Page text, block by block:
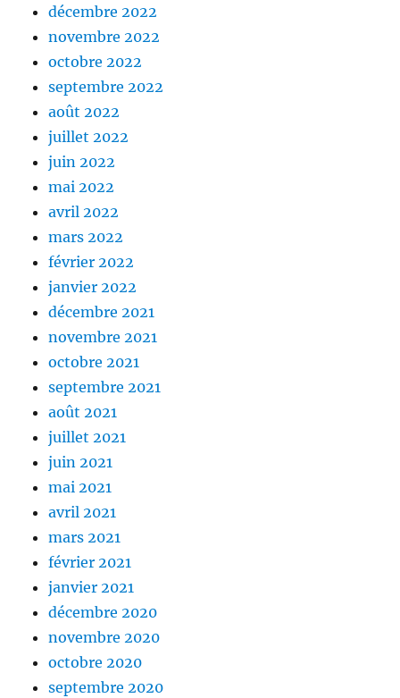
décembre 2022
novembre 2022
octobre 2022
septembre 2022
août 2022
juillet 2022
juin 2022
mai 2022
avril 2022
mars 2022
février 2022
janvier 2022
décembre 2021
novembre 2021
octobre 2021
septembre 2021
août 2021
juillet 2021
juin 2021
mai 2021
avril 2021
mars 2021
février 2021
janvier 2021
décembre 2020
novembre 2020
octobre 2020
septembre 2020